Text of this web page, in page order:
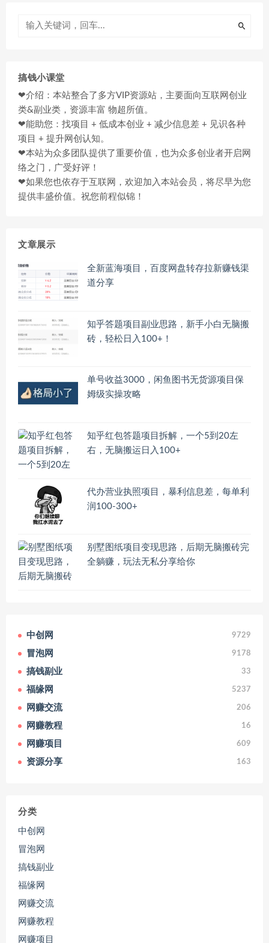
搞钱小课堂
❤介绍：本站整合了多方VIP资源站，主要面向互联网创业
类&副业类，资源丰富 物超所值。
❤能助您：找项目 + 低成本创业 + 减少信息差 + 见识各种
项目 + 提升网创认知。
❤本站为众多团队提供了重要价值，也为众多创业者开启网
络之门，广受好评！
❤如果您也依存于互联网，欢迎加入本站会员，将尽早为您
提供丰盛价值。祝您前程似锦！
文章展示
全新蓝海项目，百度网盘转存拉新赚钱渠
道分享
知乎答题项目副业思路，新手小白无脑搬
砖，轻松日入100+！
单号收益3000，闲鱼图书无货源项目保
姆级实操攻略
知乎红包答题项目拆解，一个5到20左
右，无脑搬运日入100+
代办营业执照项目，暴利信息差，每单利
润100-300+
别墅图纸项目变现思路，后期无脑搬砖完
全躺赚，玩法无私分享给你
中创网 9729
冒泡网 9178
搞钱副业 33
福缘网 5237
网赚交流 206
网赚教程 16
网赚项目 609
资源分享 163
分类
中创网
冒泡网
搞钱副业
福缘网
网赚交流
网赚教程
网赚项目